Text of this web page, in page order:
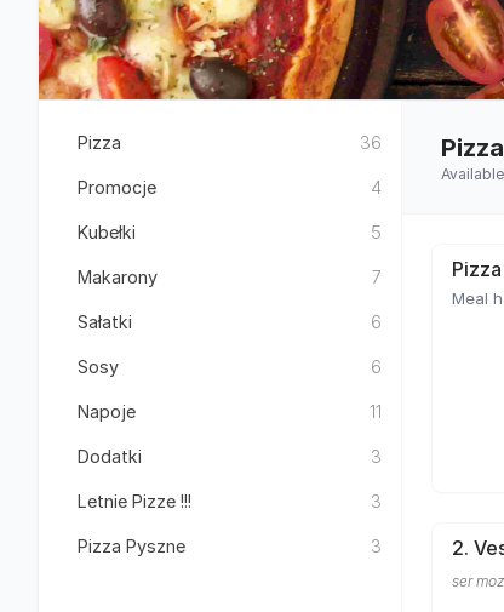
Pizza 36
Promocje 4
Kubełki 5
Makarony 7
Sałatki 6
Sosy 6
Napoje 11
Dodatki 3
Letnie Pizze !!! 3
Pizza Pyszne 3
Pizza
Pizza
Meal
2.
ser